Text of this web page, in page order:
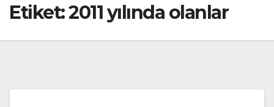
Etiket:2011 yılında olanlar